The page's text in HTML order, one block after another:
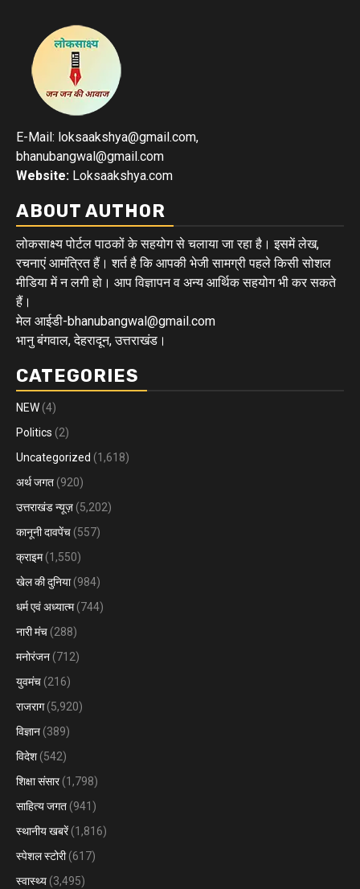
E-Mail: loksaakshya@gmail.com,
bhanubangwal@gmail.com
Website: Loksaakshya.com
ABOUT AUTHOR
लोकसाक्ष्य पोर्टल पाठकों के सहयोग से चलाया जा रहा है। इसमें लेख,
रचनाएं आमंत्रित हैं। शर्त है कि आपकी भेजी सामग्री पहले किसी सोशल
मीडिया में न लगी हो। आप विज्ञापन व अन्य आर्थिक सहयोग भी कर सकते
हैं।
मेल आईडी-bhanubangwal@gmail.com
भानु बंगवाल, देहरादून, उत्तराखंड।
CATEGORIES
NEW (4)
Politics (2)
Uncategorized (1,618)
अर्थ जगत (920)
उत्तराखंड न्यूज़ (5,202)
कानूनी दावपेंच (557)
क्राइम(1,550)
खेल की दुनिया(984)
धर्म एवं अध्यात्म(744)
नारी मंच (288)
मनोरंजन (712)
युवमंच (216)
राजराग(5,920)
विज्ञान (389)
विदेश (542)
शिक्षा संसार(1,798)
साहित्य जगत (941)
स्थानीय खबरें(1,816)
स्पेशल स्टोरी(617)
स्वास्थ्य (3,495)